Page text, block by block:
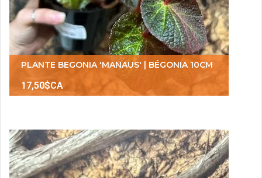
PLANTE BEGONIA 'MANAUS' | BÉGONIA 10CM
17,50$CA